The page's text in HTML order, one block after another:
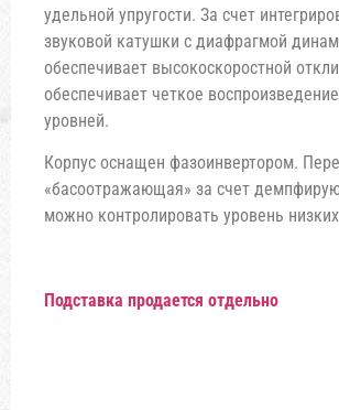
удельной упругости. За счет
звуковой катушки с диафрагмой
обеспечивает высокоскоростной
обеспечивает четкое
уровней.
Корпус оснащен фазоинвертором.
«басоотражающая» за счет
можно контролировать уровень
Подставка продается отдельно